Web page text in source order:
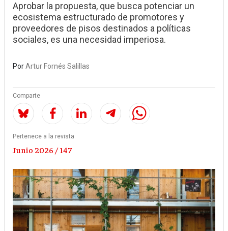
Aprobar la propuesta, que busca potenciar un
ecosistema estructurado de promotores y
proveedores de pisos destinados a políticas
sociales, es una necesidad imperiosa.
PorArtur Fornés Salillas
Comparte
Pertenece a la revista
Junio 2026 / 147